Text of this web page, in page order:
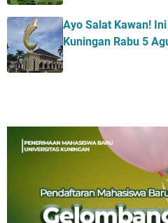
Ayo Salat Kawan!
Kuningan Rabu 5